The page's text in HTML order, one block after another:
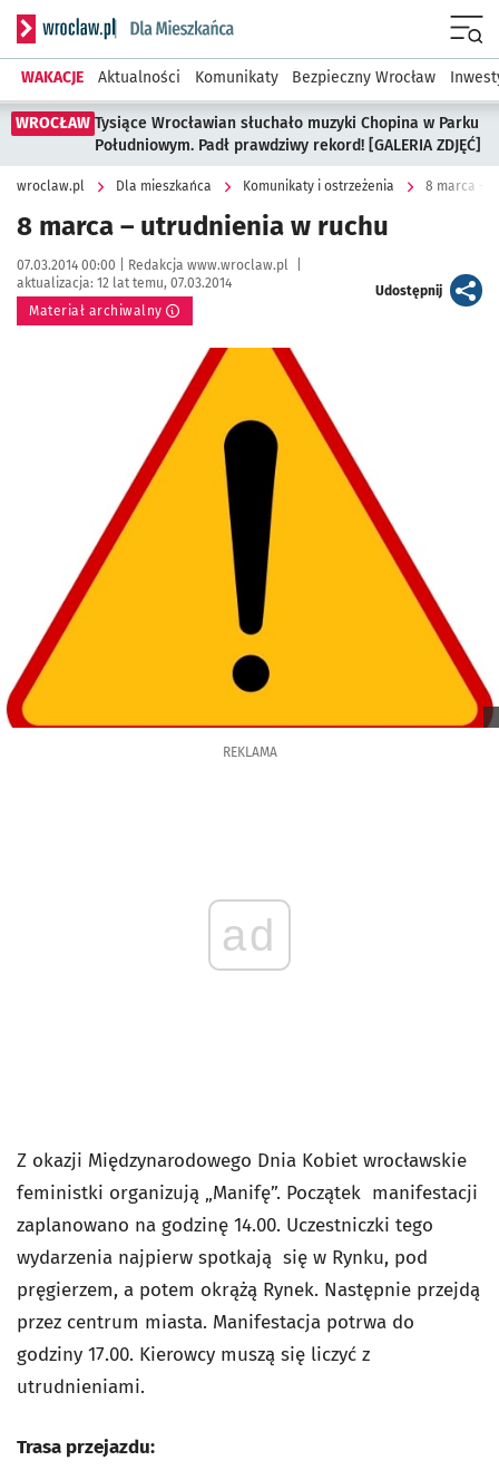
Serwis informacyjny wroclaw.pl podserwis: Dla mieszkańca
WAKACJE Aktualności Komunikaty Bezpieczny Wrocław
WROCŁAW Tysiące Wrocławian słuchało muzyki Chopina w Parku
Południowym. Padł prawdziwy rekord! [GALERIA ZDJĘĆ]
wroclaw.pl Dla mieszkańca Komunikaty i ostrzeżenia 8 marca –
8 marca – utrudnienia w ruchu
Data publikacji:
07.03.2014 00:00 | Autor:
Redakcja www.wroclaw.pl
aktualizacja: 12 lat temu, 07.03.2014
Materiał archiwalny
Udostępnijartykuł
REKLAMA
ad
Z okazji Międzynarodowego Dnia Kobiet wrocławskie
feministki organizują „Manifę”. Początek manifestacji
zaplanowano na godzinę 14.00. Uczestniczki tego
wydarzenia najpierw spotkają się w Rynku, pod
pręgierzem, a potem okrążą Rynek. Następnie przejdą
przez centrum miasta. Manifestacja potrwa do
godziny 17.00. Kierowcy muszą się liczyć z
utrudnieniami.
Trasa przejazdu: